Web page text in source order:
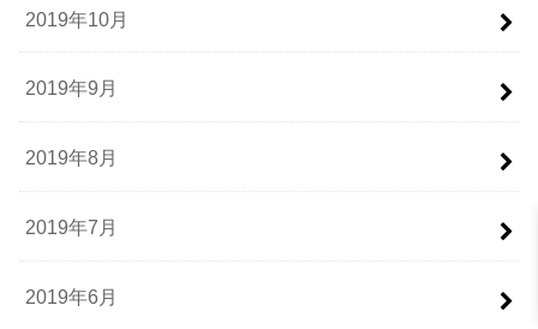
2019年10月
2019年9月
2019年8月
2019年7月
2019年6月